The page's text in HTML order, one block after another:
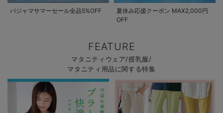
パジャマサマーセール全品5%OFF
夏休み応援クーポン MAX2,000円
OFF
FEATURE
マタニティウェア/授乳服/
マタニティ用品に関する特集